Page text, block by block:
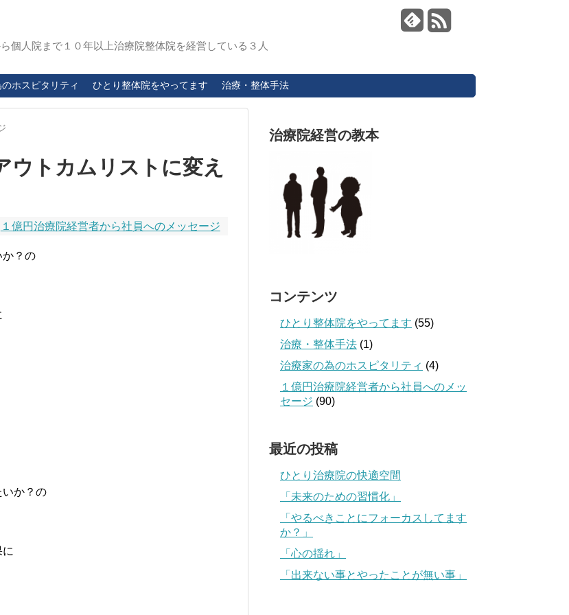
人院まで１０年以上治療院整体院を経営している３人
ホスピタリティ ひとり整体院をやってます 治療・整体手法
ウトカムリストに変え
１億円治療院経営者から社員へのメッセージ
か？の
いか？の
治療院経営の教本
コンテンツ
ひとり整体院をやってます (55)
治療・整体手法 (1)
治療家の為のホスピタリティ (4)
１億円治療院経営者から社員へのメッ
セージ (90)
最近の投稿
ひとり治療院の快適空間
「未来のための習慣化」
「やるべきことにフォーカスしてます
か？」
「心の揺れ」
「出来ない事とやったことが無い事」